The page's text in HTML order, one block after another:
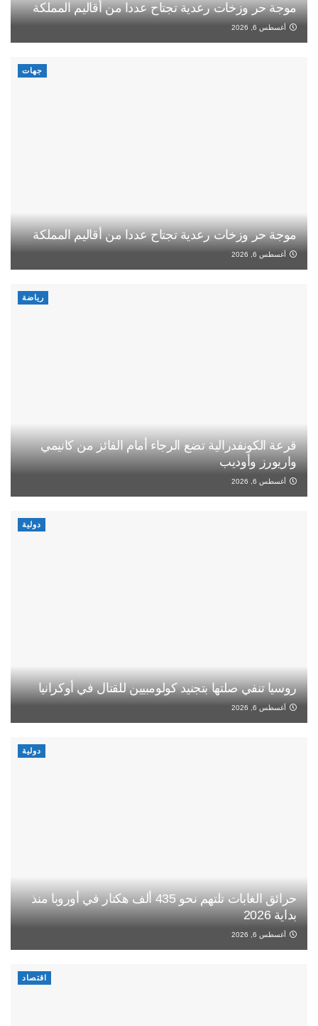
موجة حر وزخات رعدية تجتاح عددا من أقاليم المملكة
أغسطس 6, 2026
جهات
موجة حر وزخات رعدية تجتاح عددا من أقاليم المملكة
أغسطس 6, 2026
رياضة
قرعة الكونفدرالية تضع الرجاء أمام الفائز من كانيمي
واريورز وأوديب
أغسطس 6, 2026
دولية
روسيا تنفي صلتها بتجنيد كولومبيين للقتال في أوكرانيا
أغسطس 6, 2026
دولية
حرائق الغابات تلتهم نحو 435 ألف هكتار في أوروبا منذ
بداية 2026
أغسطس 6, 2026
اقتصاد